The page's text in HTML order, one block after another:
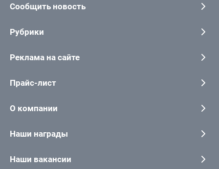
Сообщить новость
Рубрики
Реклама на сайте
Прайс-лист
О компании
Наши награды
Наши вакансии